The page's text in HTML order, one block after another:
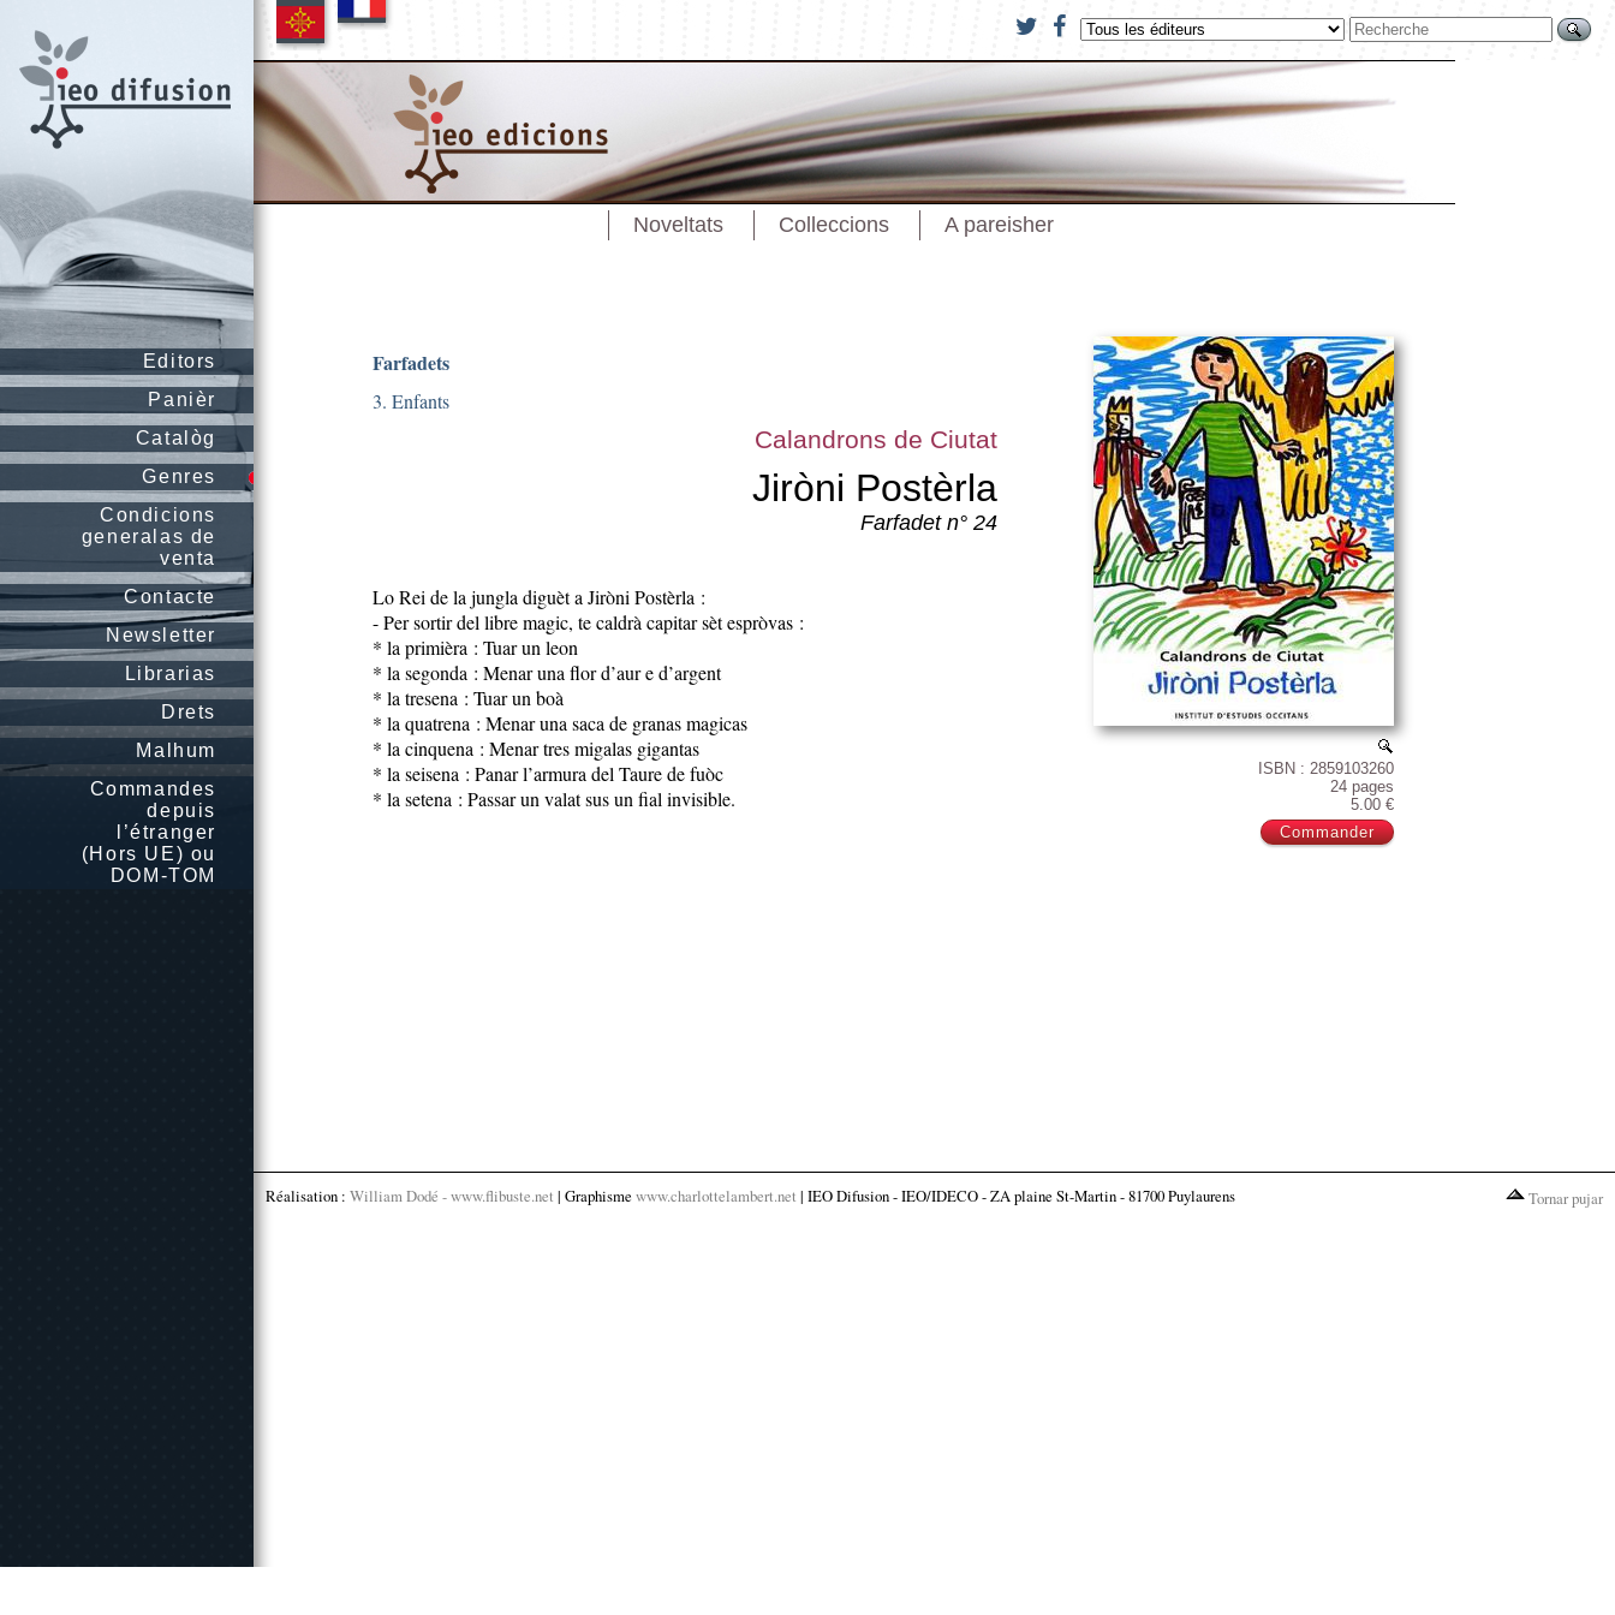
Editors
Panièr
Catalòg
Genres
Condicions
generalas de
venta
Contacte
Newsletter
Librarias
Drets
Malhum
Commandes
depuis
l’étranger
(Hors UE) ou
DOM-TOM
Noveltats Colleccions A pareisher
ISBN : 2859103260
24 pages
5.00 €
Farfadets
3. Enfants
Calandrons de Ciutat
Jiròni Postèrla
Farfadet n° 24
Lo Rei de la jungla diguèt a Jiròni Postèrla :
- Per sortir del libre magic, te caldrà capitar sèt espròvas :
* la primièra : Tuar un leon
* la segonda : Menar una flor d’aur e d’argent
* la tresena : Tuar un boà
* la quatrena : Menar una saca de granas magicas
* la cinquena : Menar tres migalas gigantas
* la seisena : Panar l’armura del Taure de fuòc
* la setena : Passar un valat sus un fial invisible.
Réalisation : William Dodé - www.flibuste.net | Graphisme www.charlottelambert.net | IEO Difusion - IEO/IDECO - ZA plaine St-Martin - 81700 Puylaurens Tornar pujar